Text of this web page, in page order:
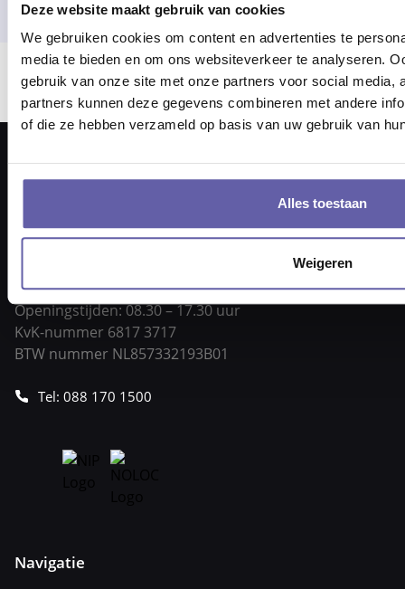
Deze website maakt gebruik van cookies
We gebruiken cookies om content en advertenties te
media te bieden en om ons websiteverkeer te analyseren.
gebruik van onze site met onze partners voor social media,
partners kunnen deze gegevens combineren met andere
of die ze hebben verzameld op basis van uw gebruik van
Alles toestaan
Weigeren
Er ging iets mis bij het laden van locaties.
Pieter Braaijweg 203
vraag@gortcoaching.nl
Openingstijden: 08.30 – 17.30 uur
KvK-nummer 6817 3717
BTW nummer NL857332193B01
Tel: 088 170 1500
Navigatie